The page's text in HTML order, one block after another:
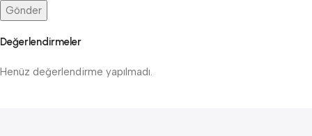
Değerlendirmeler
Henüz değerlendirme yapılmadı.